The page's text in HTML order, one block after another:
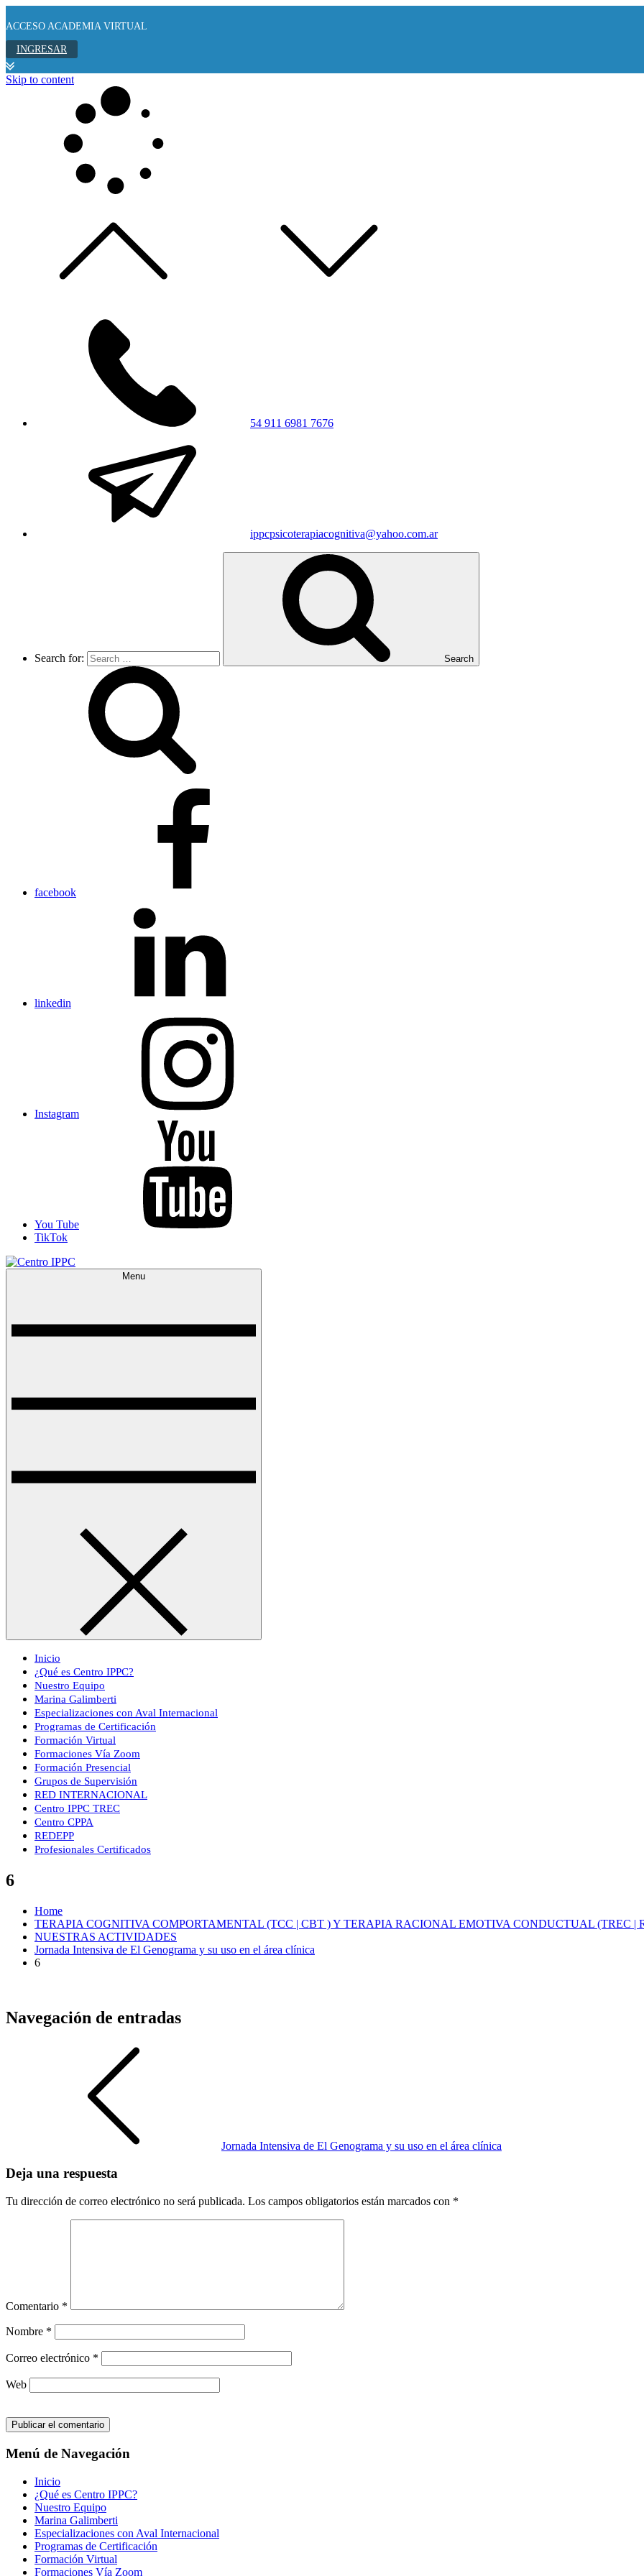
ACCESO ACADEMIA VIRTUAL
INGRESAR
Skip to content
54 911 6981 7676
ippcpsicoterapiacognitiva@yahoo.com.ar
Search for: Search
facebook
linkedin
Instagram
You Tube
TikTok
Menu
Inicio
¿Qué es Centro IPPC?
Nuestro Equipo
Marina Galimberti
Especializaciones con Aval Internacional
Programas de Certificación
Formación Virtual
Formaciones Vía Zoom
Formación Presencial
Grupos de Supervisión
RED INTERNACIONAL
Centro IPPC TREC
Centro CPPA
REDEPP
Profesionales Certificados
6
Home
TERAPIA COGNITIVA COMPORTAMENTAL (TCC | CBT ) Y TERAPIA RACIONAL EMOTIVA CONDUCTUAL (TREC |
NUESTRAS ACTIVIDADES
Jornada Intensiva de El Genograma y su uso en el área clínica
6
Navegación de entradas
Jornada Intensiva de El Genograma y su uso en el área clínica
Deja una respuesta
Tu dirección de correo electrónico no será publicada. Los campos obligatorios están marcados con *
Comentario *
Nombre *
Correo electrónico *
Web
Menú de Navegación
Inicio
¿Qué es Centro IPPC?
Nuestro Equipo
Marina Galimberti
Especializaciones con Aval Internacional
Programas de Certificación
Formación Virtual
Formaciones Vía Zoom